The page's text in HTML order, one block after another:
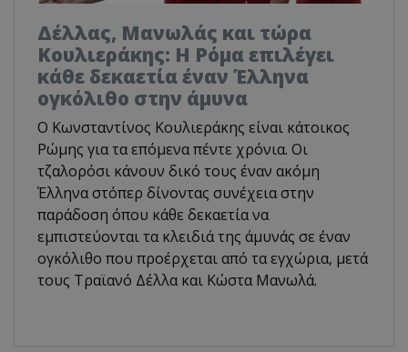
Δέλλας, Μανωλάς και τώρα
Κουλιεράκης: Η Ρόμα επιλέγει
κάθε δεκαετία έναν Έλληνα
ογκόλιθο στην άμυνα
Ο Κωνσταντίνος Κουλιεράκης είναι κάτοικος
Ρώμης για τα επόμενα πέντε χρόνια. Οι
τζαλορόσι κάνουν δικό τους έναν ακόμη
Έλληνα στόπερ δίνοντας συνέχεια στην
παράδοση όπου κάθε δεκαετία να
εμπιστεύονται τα κλειδιά της άμυνάς σε έναν
ογκόλιθο που προέρχεται από τα εγχώρια, μετά
τους Τραϊανό Δέλλα και Κώστα Μανωλά.